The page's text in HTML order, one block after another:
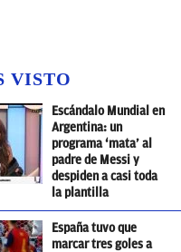
VISTO
Escándalo Mundial en
Argentina: un
programa ‘mata’ al
padre de Messi y
despiden a casi toda
la plantilla
España tuvo que
marcar tres goles a